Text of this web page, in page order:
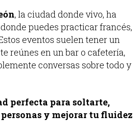
, la ciudad donde vivo, ha
puedes practicar francés,
eventos suelen tener un
reúnes en un bar o cafetería,
conversas sobre todo y
perfecta para soltarte,
y mejorar tu fluidez